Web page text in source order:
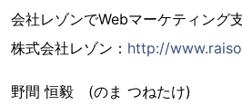
会社レゾンでWebマーケティング
株式会社レゾン： http://
野間 恒毅 (のま つねたけ)